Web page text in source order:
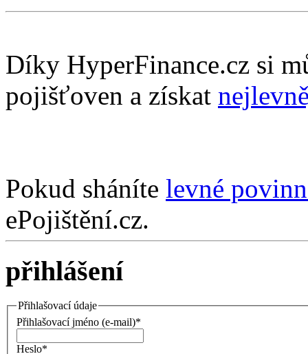
Díky HyperFinance.cz si
pojišťoven a získat
Pokud sháníte levné
ePojištění.cz.
přihlášení
Přihlašovací údaje
Přihlašovací jméno (e-mail)*
Heslo*